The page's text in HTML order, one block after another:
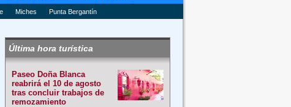
Miches Punta Bergantín
Última hora turística
Paseo Doña Blanca
reabrirá el 10 de agosto
tras concluir trabajos de
remozamiento